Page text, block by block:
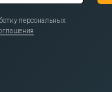
персональных